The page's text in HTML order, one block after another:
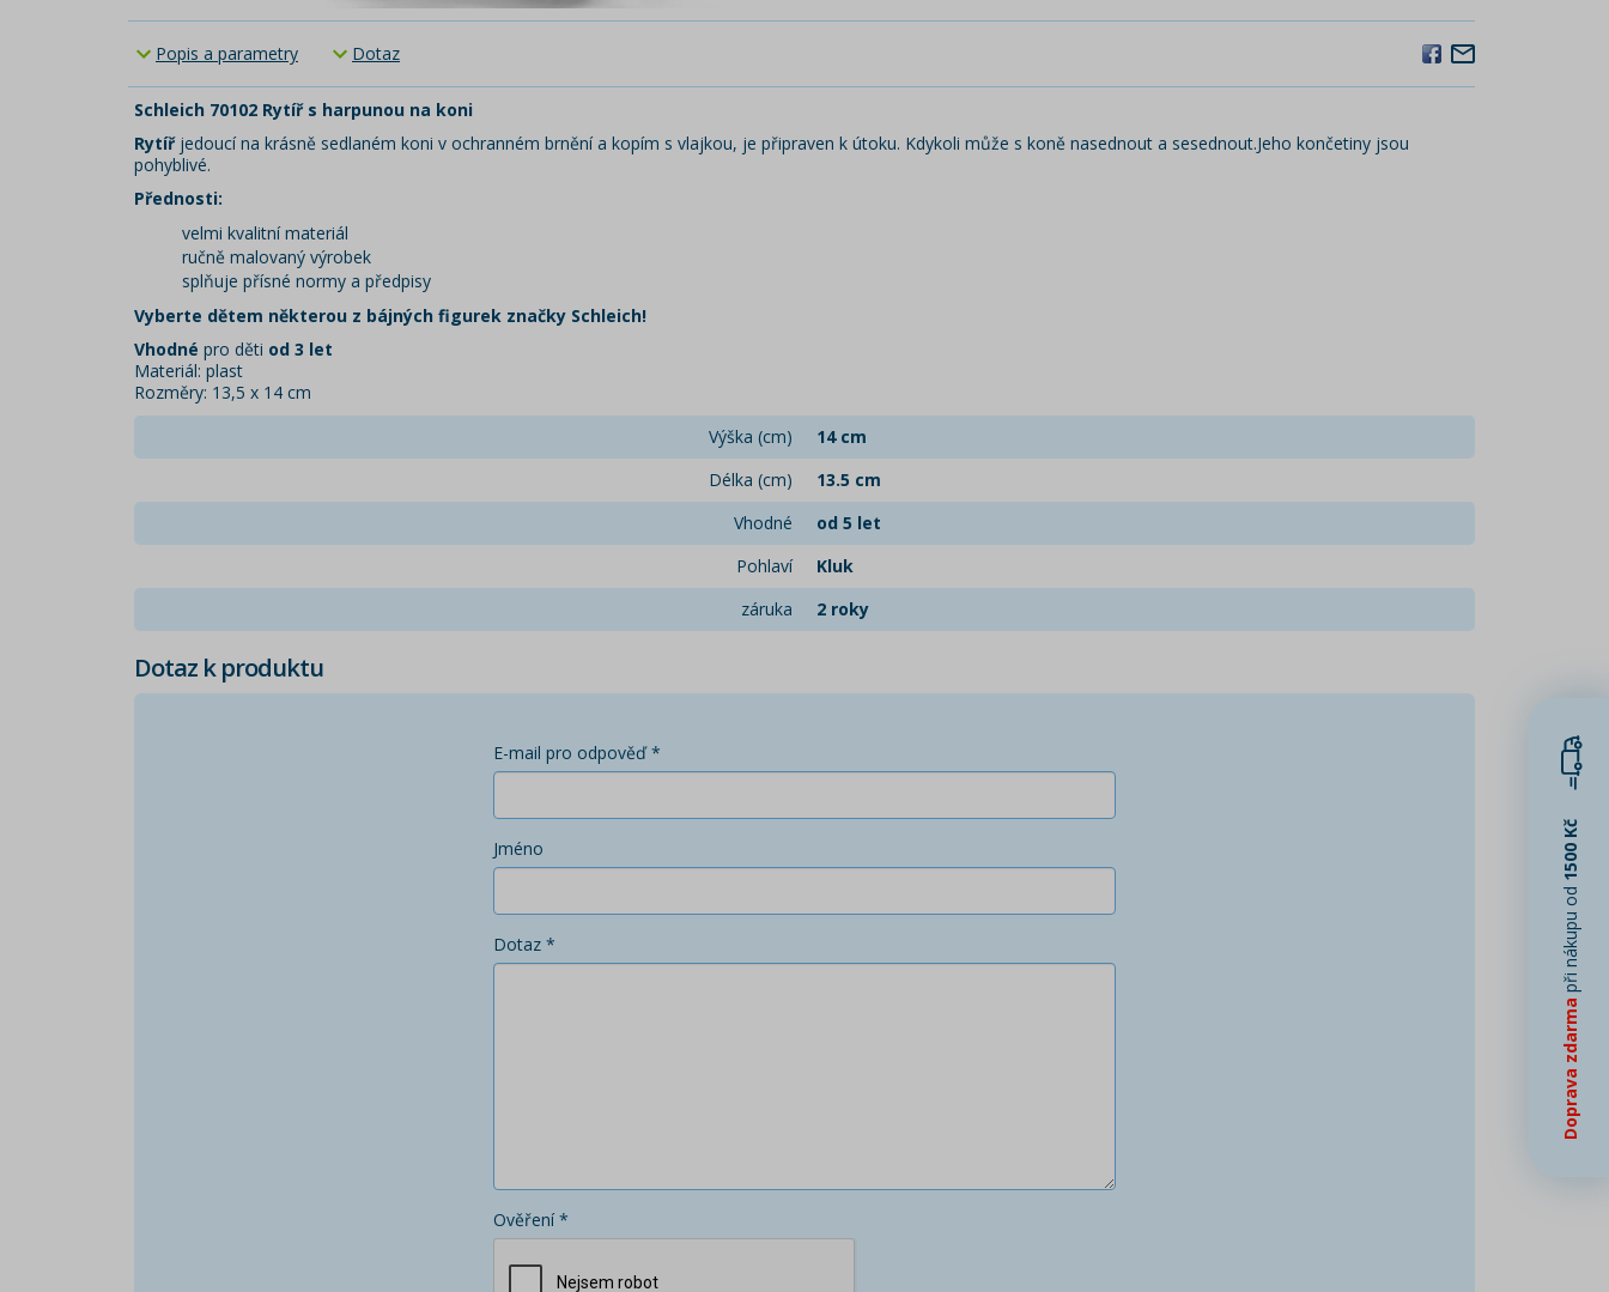
Popis a parametry Dotaz
Schleich 70102 Rytíř s harpunou na koni
Rytířjedoucí na krásně sedlaném koni v ochranném brnění a kopím s vlajkou, je připraven k útoku. Kdykoli může s koně nasednout a sesednout.Jeho končetiny jsou
pohyblivé.
Přednosti:
velmi kvalitní materiál
ručně malovaný výrobek
splňuje přísné normy a předpisy
Vyberte dětem některou z bájných figurek značky Schleich!
Vhodné pro děti od 3 let
Materiál: plast
Rozměry: 13,5 x 14 cm
Výška (cm)
14 cm
Délka (cm)
13.5 cm
Vhodné
od 5 let
Pohlaví
Kluk
záruka
2 roky
Dotaz k produktu
E-mail pro odpověď *
Jméno
Dotaz *
Ověření *
Doprava zdarma
při nákupu od
1500 Kč